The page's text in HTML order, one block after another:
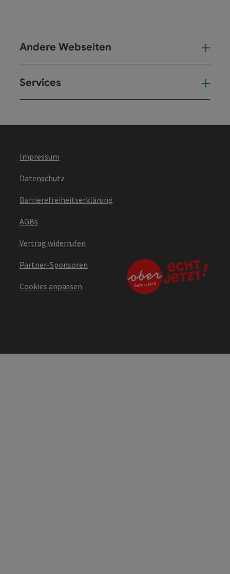
Andere Webseiten
Services
Impressum
Datenschutz
Barrierefreiheitserklärung
AGBs
Vertrag widerrufen
Partner-Sponsoren
Cookies anpassen